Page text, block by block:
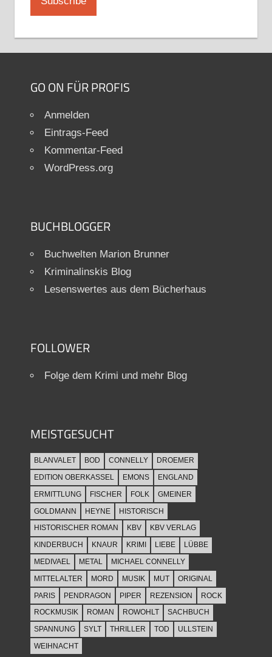
GO ON FÜR PROFIS
Anmelden
Eintrags-Feed
Kommentar-Feed
WordPress.org
BUCHBLOGGER
Buchwelten Marion Brunner
Kriminalinskis Blog
Lesenswertes aus dem Bücherhaus
FOLLOWER
Folge dem Krimi und mehr Blog
MEISTGESUCHT
BLANVALET BOD CONNELLY
DROEMER
EDITION OBERKASSEL
EMONS
ENGLAND
ERMITTLUNG
FISCHER FOLK
GMEINER
GOLDMANN
HEYNE
HISTORISCH
HISTORISCHER ROMAN
KBV
KBV VERLAG
KINDERBUCH
KNAUR KRIMI LIEBE
LÜBBE
MEDIVAEL
METAL
MICHAEL CONNELLY
MITTELALTER
MORD MUSIK MUT
ORIGINAL
PARIS
PENDRAGON PIPER REZENSION
ROCK
ROCKMUSIK
ROMAN ROWOHLT
SACHBUCH
SPANNUNG
SYLT THRILLER TOD
ULLSTEIN
WEIHNACHT